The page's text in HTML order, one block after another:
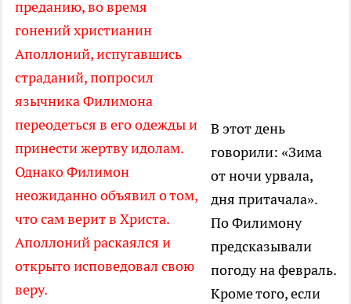
преданию, во время
гонений христианин
Аполлоний, испугавшись
страданий, попросил
язычника Филимона
переодеться в его одежды и
принести жертву идолам.
Однако Филимон
неожиданно объявил о том,
что сам верит в Христа.
Аполлоний раскаялся и
открыто исповедовал свою
веру.
В этот день
говорили: «Зима
от ночи урвала,
дня притачала».
По Филимону
предсказывали
погоду на февраль.
Кроме того, если